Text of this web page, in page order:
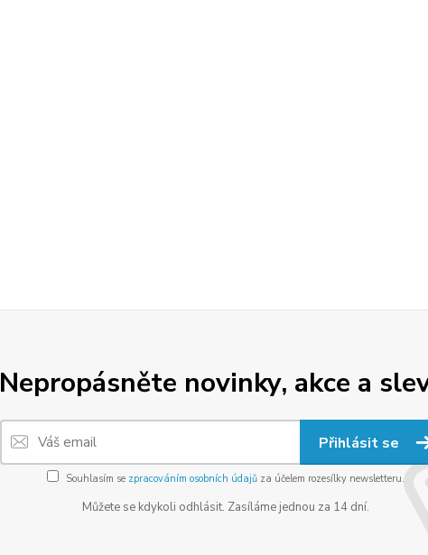
Nepropásněte novinky, akce a
Přihlásit se
Souhlasím se zpracováním osobních údajů za účelem rozesílky newsletteru.
Můžete se kdykoli odhlásit. Zasíláme jednou za 14 dní.